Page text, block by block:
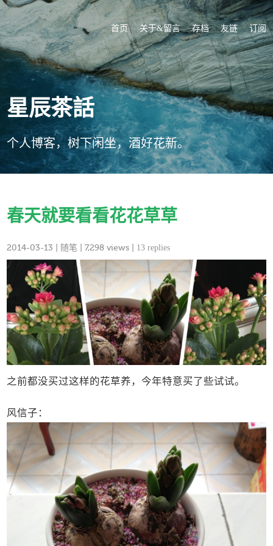
首页 关于&留言 存档 友链 订阅
星辰茶話
个人博客，树下闲坐，酒好花新。
春天就要看看花花草草
2014-03-13 随笔 | 7,298 views | 13 replies
之前都没买过这样的花草养，今年特意买了些试试。
风信子：